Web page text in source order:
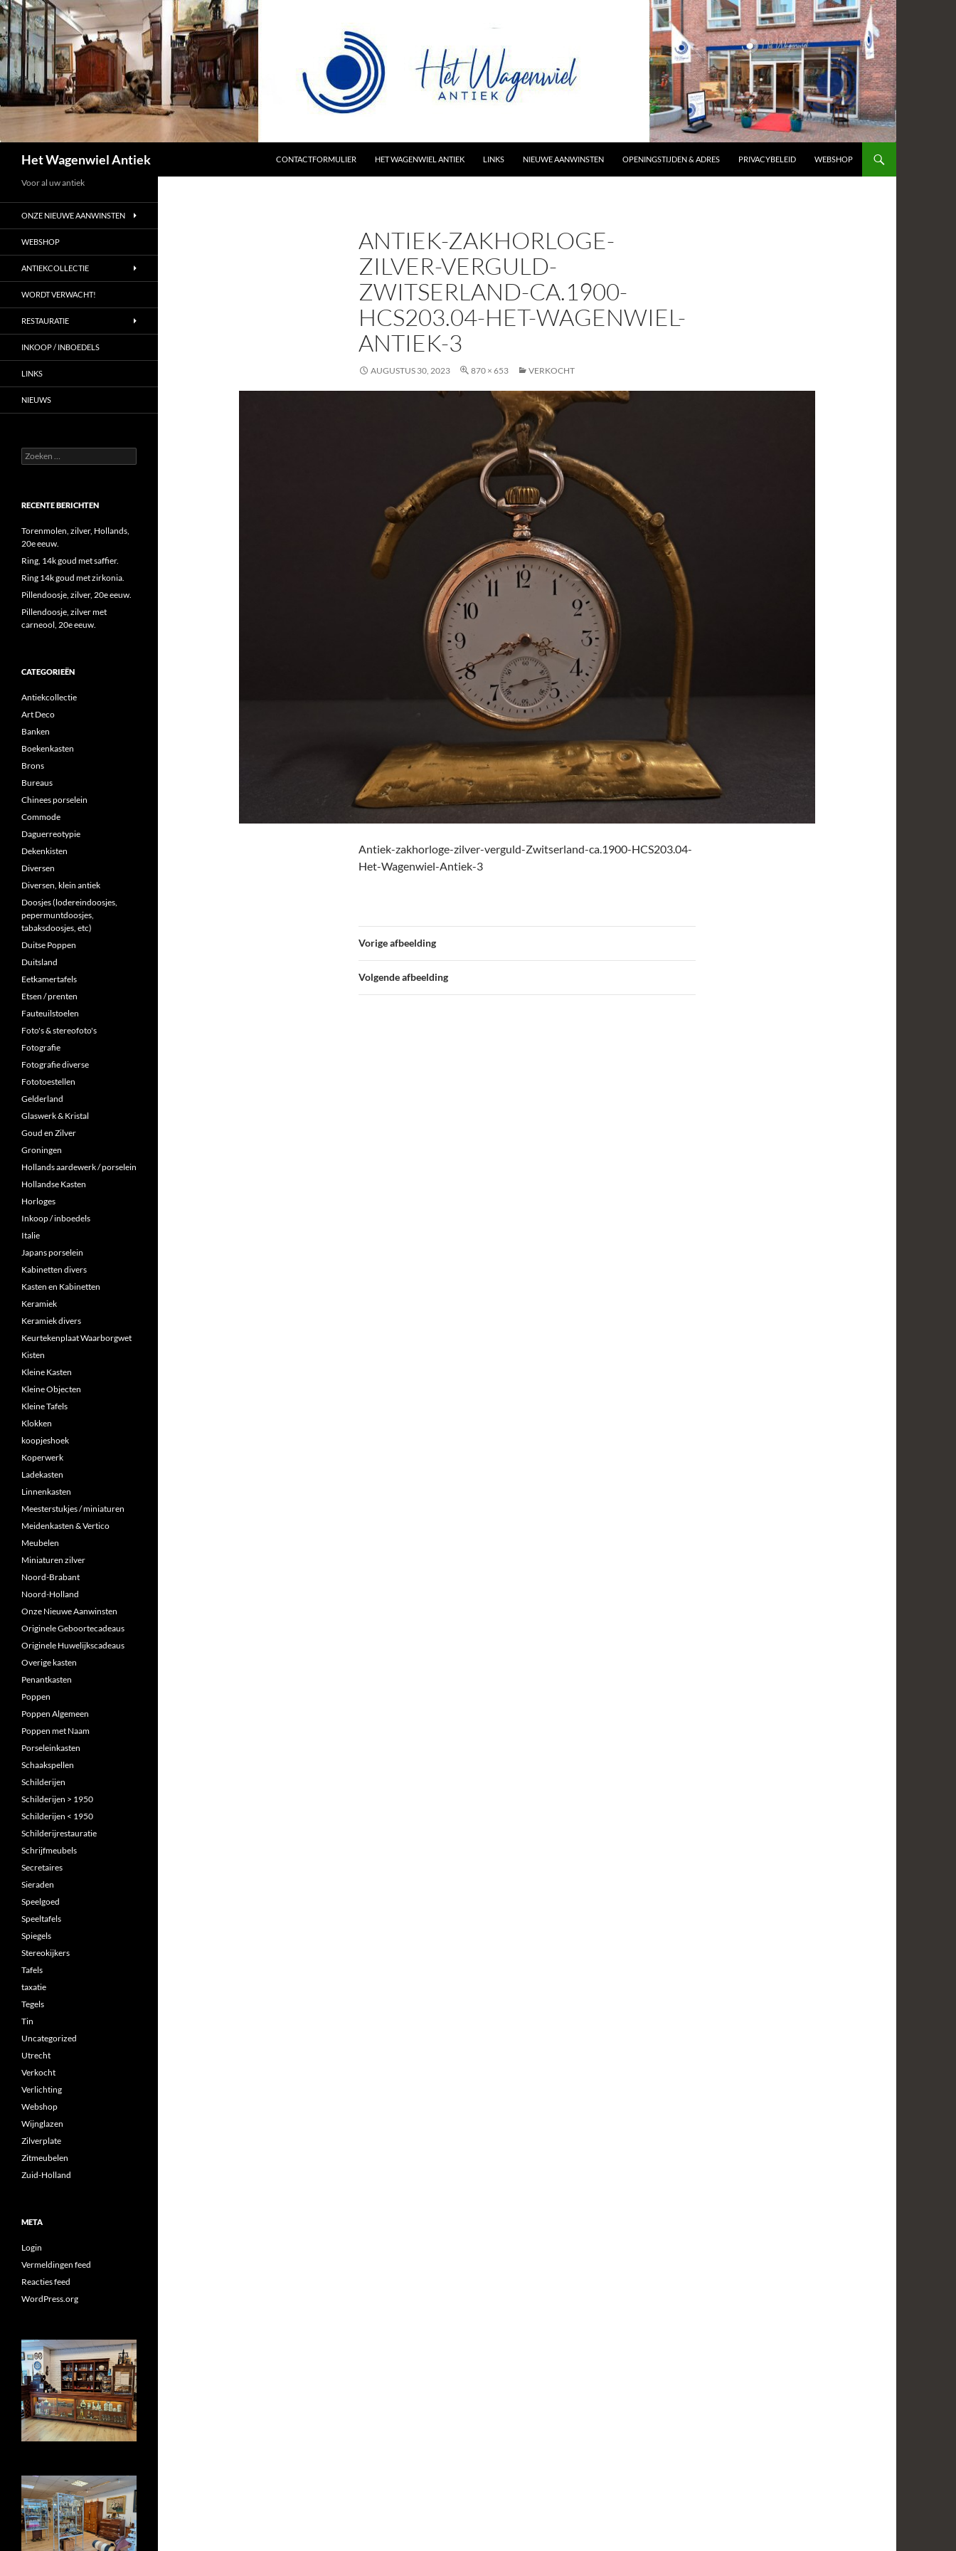
Het Wagenwiel Antiek
CONTACTFORMULIER
HET WAGENWIEL ANTIEK LINKS NIEUWE AANWINSTEN OPENINGSTIJDEN & ADRES PRIVACYBELEID WEBSHOP
ANTIEK-ZAKHORLOGE-
ZILVER-VERGULD-
ZWITSERLAND-CA.1900-
HCS203.04-HET-WAGENWIEL-
ANTIEK-3
AUGUSTUS 30, 2023 870 × 653 VERKOCHT
Antiek-zakhorloge-zilver-verguld-Zwitserland-ca.1900-HCS203.04-
Het-Wagenwiel-Antiek-3
Vorige afbeelding
Volgende afbeelding
Voor al uw antiek
ONZE NIEUWE AANWINSTEN
WEBSHOP
ANTIEKCOLLECTIE
WORDT VERWACHT!
RESTAURATIE
INKOOP / INBOEDELS
LINKS
NIEUWS
Zoeken
naar:
RECENTE BERICHTEN
Torenmolen, zilver, Hollands,
20e eeuw.
Ring, 14k goud met saffier.
Ring 14k goud met zirkonia.
Pillendoosje, zilver, 20e eeuw.
Pillendoosje, zilver met
carneool, 20e eeuw.
CATEGORIEËN
Antiekcollectie
Art Deco
Banken
Boekenkasten
Brons
Bureaus
Chinees porselein
Commode
Daguerreotypie
Dekenkisten
Diversen
Diversen, klein antiek
Doosjes (lodereindoosjes,
pepermuntdoosjes,
tabaksdoosjes, etc)
Duitse Poppen
Duitsland
Eetkamertafels
Etsen / prenten
Fauteuilstoelen
Foto's & stereofoto's
Fotografie
Fotografie diverse
Fototoestellen
Gelderland
Glaswerk & Kristal
Goud en Zilver
Groningen
Hollands aardewerk / porselein
Hollandse Kasten
Horloges
Inkoop / inboedels
Italie
Japans porselein
Kabinetten divers
Kasten en Kabinetten
Keramiek
Keramiek divers
Keurtekenplaat Waarborgwet
Kisten
Kleine Kasten
Kleine Objecten
Kleine Tafels
Klokken
koopjeshoek
Koperwerk
Ladekasten
Linnenkasten
Meesterstukjes / miniaturen
Meidenkasten & Vertico
Meubelen
Miniaturen zilver
Noord-Brabant
Noord-Holland
Onze Nieuwe Aanwinsten
Originele Geboortecadeaus
Originele Huwelijkscadeaus
Overige kasten
Penantkasten
Poppen
Poppen Algemeen
Poppen met Naam
Porseleinkasten
Schaakspellen
Schilderijen
Schilderijen > 1950
Schilderijen < 1950
Schilderijrestauratie
Schrijfmeubels
Secretaires
Sieraden
Speelgoed
Speeltafels
Spiegels
Stereokijkers
Tafels
taxatie
Tegels
Tin
Uncategorized
Utrecht
Verkocht
Verlichting
Webshop
Wijnglazen
Zilverplate
Zitmeubelen
Zuid-Holland
META
Login
Vermeldingen feed
Reacties feed
WordPress.org